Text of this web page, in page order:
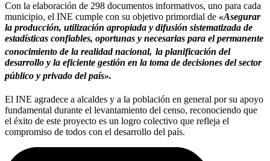
Con la elaboración de 298 documentos informativos, uno para cada
municipio, el INE cumple con su objetivo primordial de «Asegurar
la producción, utilización apropiada y difusión sistematizada de
estadísticas confiables, oportunas y necesarias para el permanente
conocimiento de la realidad nacional, la planificación del
desarrollo y la eficiente gestión en la toma de decisiones del sector
público y privado del país».
El INE agradece a alcaldes y a la población en general por su apoyo
fundamental durante el levantamiento del censo, reconociendo que
el éxito de este proyecto es un logro colectivo que refleja el
compromiso de todos con el desarrollo del país.